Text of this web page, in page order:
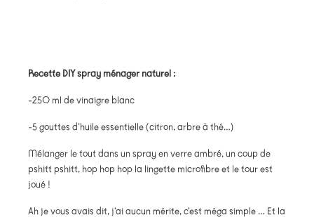
Recette DIY spray ménager naturel :
-250 ml de vinaigre blanc
-5 gouttes d’huile essentielle (citron, arbre à thé…)
Mélanger le tout dans un spray en verre ambré, un coup de
pshitt pshitt, hop hop hop la lingette microfibre et le tour est
joué !
Ah je vous avais dit, j’ai aucun mérite, c’est méga simple … Et la